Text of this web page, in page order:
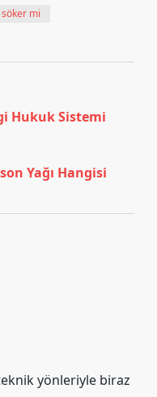
mi
Hukuk Sistemi
Yağı Hangisi
teknik yönleriyle biraz